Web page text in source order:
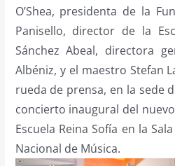
O’Shea, presidenta de la
Panisello, director de la
Sánchez Abeal, directora
Albéniz, y el maestro Stefan
rueda de prensa, en la sede
concierto inaugural del
Escuela Reina Sofía en la
Nacional de Música.